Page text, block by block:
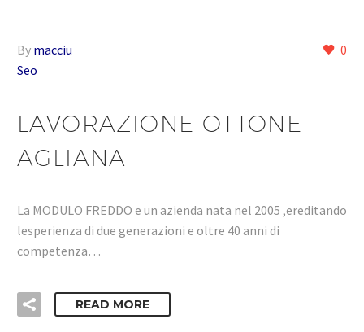
0
By macciu
Seo
LAVORAZIONE OTTONE
AGLIANA
La MODULO FREDDO e un azienda nata nel 2005 ,ereditando
lesperienza di due generazioni e oltre 40 anni di
competenza…
READ MORE